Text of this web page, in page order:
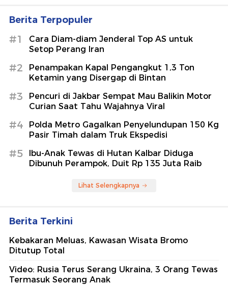
Berita Terpopuler
#1
Cara Diam-diam Jenderal Top AS untuk
Setop Perang Iran
#2
Penampakan Kapal Pengangkut 1,3 Ton
Ketamin yang Disergap di Bintan
#3
Pencuri di Jakbar Sempat Mau Balikin Motor
Curian Saat Tahu Wajahnya Viral
#4
Polda Metro Gagalkan Penyelundupan 150 Kg
Pasir Timah dalam Truk Ekspedisi
#5
Ibu-Anak Tewas di Hutan Kalbar Diduga
Dibunuh Perampok, Duit Rp 135 Juta Raib
Lihat Selengkapnya
Berita Terkini
Kebakaran Meluas, Kawasan Wisata Bromo
Ditutup Total
Video: Rusia Terus Serang Ukraina, 3 Orang Tewas
Termasuk Seorang Anak